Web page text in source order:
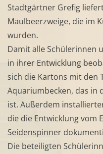
Stadtgärtner Grefig
Maulbeerzweige, die im
wurden.
Damit alle Schülerinnen
in ihrer Entwicklung
sich die Kartons mit den
Aquariumbecken, das in
ist. Außerdem
die die Entwicklung vom
Seidenspinner
Die beteiligten